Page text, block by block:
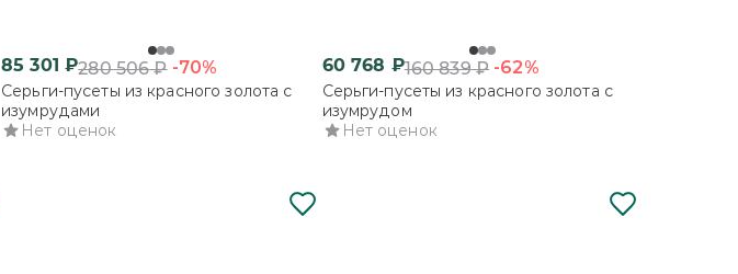
85 301 ₽280 506₽ -70%
Серьги-пусеты из красного золота с
изумрудами
Нет оценок
60 768 ₽160 839₽ -62%
Серьги-пусеты из красного золота с
изумрудом
Нет оценок